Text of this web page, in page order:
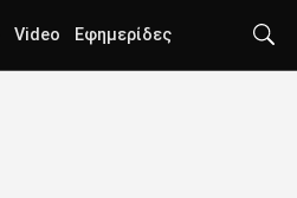
Video Εφημερίδες